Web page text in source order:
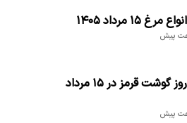
۱۵ مرداد ۱۴۰۵
قیمت روز گوشت قرمز در ۱۵ مرداد